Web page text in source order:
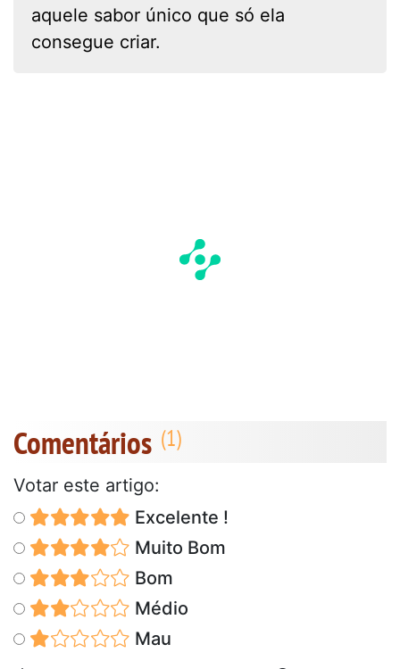
aquele sabor único que só ela
consegue criar.
Comentários
Votar este artigo:
Excelente !
Muito Bom
Bom
Médio
Mau